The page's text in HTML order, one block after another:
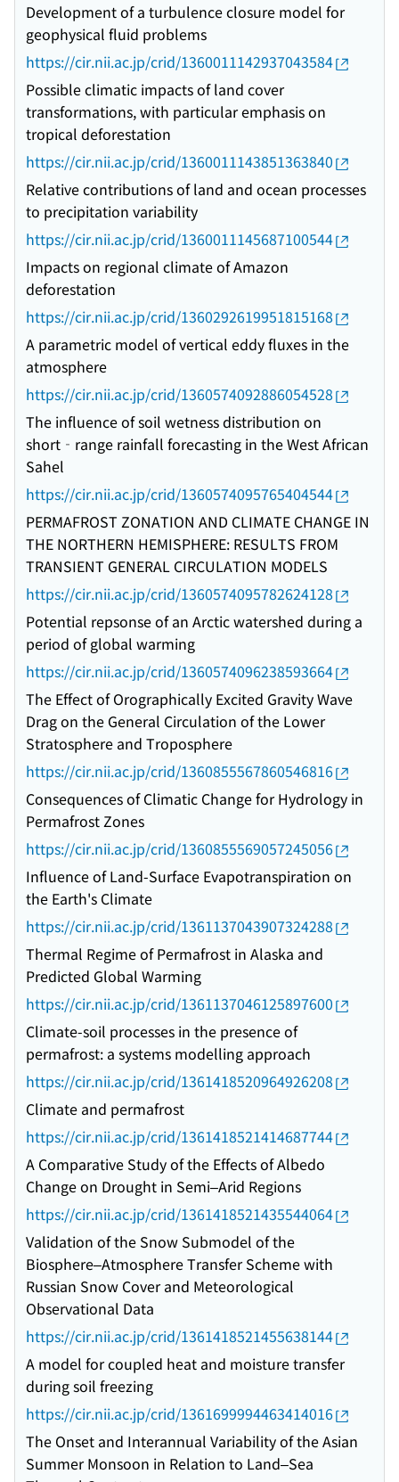
Development of a turbulence closure model for
geophysical fluid problems
https://cir.nii.ac.jp/crid/1360011142937043584
Possible climatic impacts of land cover
transformations, with particular emphasis on
tropical deforestation
https://cir.nii.ac.jp/crid/1360011143851363840
Relative contributions of land and ocean processes
to precipitation variability
https://cir.nii.ac.jp/crid/1360011145687100544
Impacts on regional climate of Amazon
deforestation
https://cir.nii.ac.jp/crid/1360292619951815168
A parametric model of vertical eddy fluxes in the
atmosphere
https://cir.nii.ac.jp/crid/1360574092886054528
The influence of soil wetness distribution on
short‐range rainfall forecasting in the West African
Sahel
https://cir.nii.ac.jp/crid/1360574095765404544
PERMAFROST ZONATION AND CLIMATE CHANGE IN
THE NORTHERN HEMISPHERE: RESULTS FROM
TRANSIENT GENERAL CIRCULATION MODELS
https://cir.nii.ac.jp/crid/1360574095782624128
Potential repsonse of an Arctic watershed during a
period of global warming
https://cir.nii.ac.jp/crid/1360574096238593664
The Effect of Orographically Excited Gravity Wave
Drag on the General Circulation of the Lower
Stratosphere and Troposphere
https://cir.nii.ac.jp/crid/1360855567860546816
Consequences of Climatic Change for Hydrology in
Permafrost Zones
https://cir.nii.ac.jp/crid/1360855569057245056
Influence of Land-Surface Evapotranspiration on
the Earth's Climate
https://cir.nii.ac.jp/crid/1361137043907324288
Thermal Regime of Permafrost in Alaska and
Predicted Global Warming
https://cir.nii.ac.jp/crid/1361137046125897600
Climate-soil processes in the presence of
permafrost: a systems modelling approach
https://cir.nii.ac.jp/crid/1361418520964926208
Climate and permafrost
https://cir.nii.ac.jp/crid/1361418521414687744
A Comparative Study of the Effects of Albedo
Change on Drought in Semi–Arid Regions
https://cir.nii.ac.jp/crid/1361418521435544064
Validation of the Snow Submodel of the
Biosphere–Atmosphere Transfer Scheme with
Russian Snow Cover and Meteorological
Observational Data
https://cir.nii.ac.jp/crid/1361418521455638144
A model for coupled heat and moisture transfer
during soil freezing
https://cir.nii.ac.jp/crid/1361699994463414016
The Onset and Interannual Variability of the Asian
Summer Monsoon in Relation to Land–Sea